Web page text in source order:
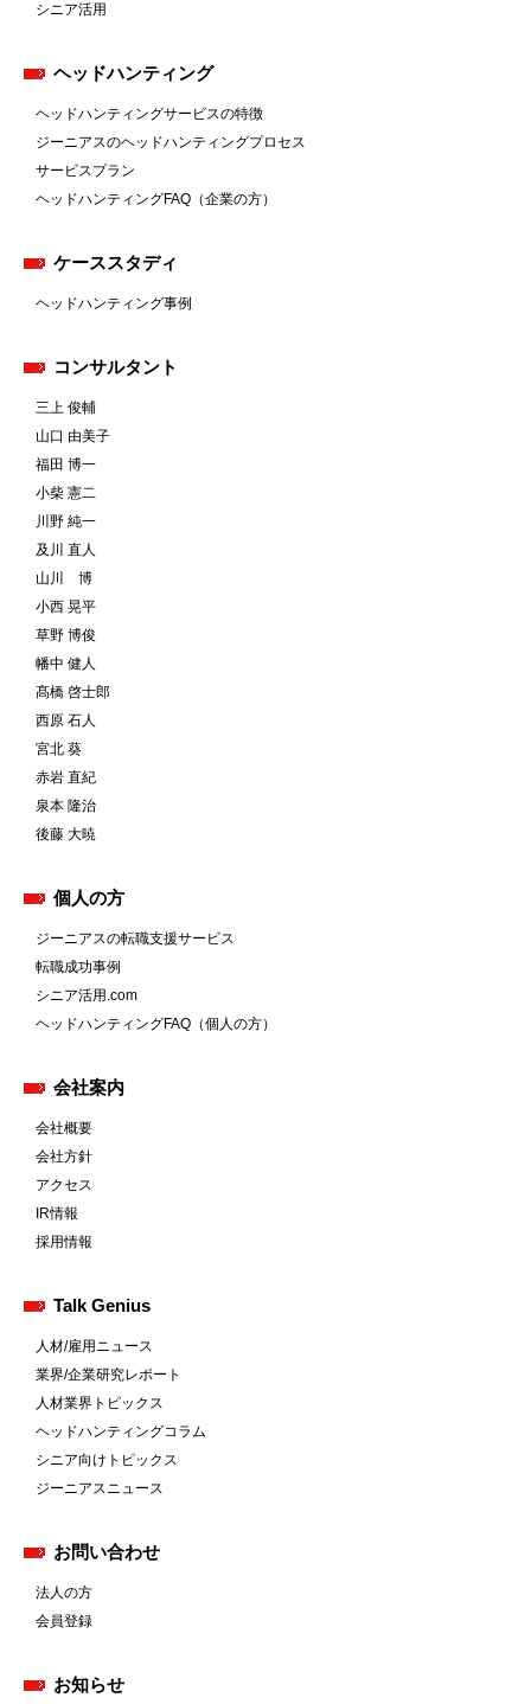
シニア活用
ヘッドハンティング
ヘッドハンティングサービスの特徴
ジーニアスのヘッドハンティングプロセス
サービスプラン
ヘッドハンティングFAQ（企業の方）
ケーススタディ
ヘッドハンティング事例
コンサルタント
三上 俊輔
山口 由美子
福田 博一
小柴 憲二
川野 純一
及川 直人
山川 博
小西 晃平
草野 博俊
幡中 健人
髙橋 啓士郎
西原 石人
宮北 葵
赤岩 直紀
泉本 隆治
後藤 大暁
個人の方
ジーニアスの転職支援サービス
転職成功事例
シニア活用.com
ヘッドハンティングFAQ（個人の方）
会社案内
会社概要
会社方針
アクセス
IR情報
採用情報
Talk Genius
人材/雇用ニュース
業界/企業研究レポート
人材業界トピックス
ヘッドハンティングコラム
シニア向けトピックス
ジーニアスニュース
お問い合わせ
法人の方
会員登録
お知らせ